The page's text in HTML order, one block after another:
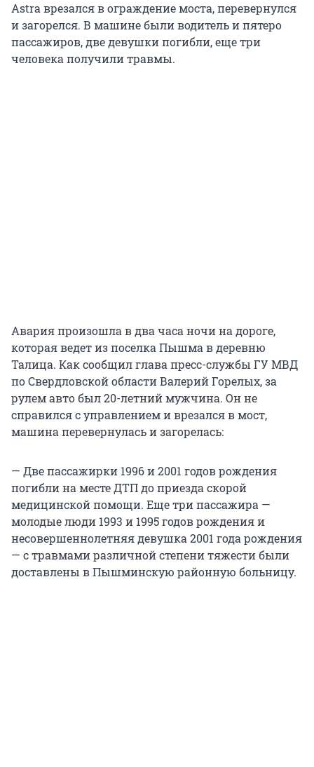
Astra врезался в ограждение моста, перевернулся
и загорелся. В машине были водитель и пятеро
пассажиров, две девушки погибли, еще три
человека получили травмы.
Авария произошла в два часа ночи на дороге,
которая ведет из поселка Пышма в деревню
Талица. Как сообщил глава пресс-службы ГУ МВД
по Свердловской области Валерий Горелых, за
рулем авто был 20-летний мужчина. Он не
справился с управлением и врезался в мост,
машина перевернулась и загорелась:
— Две пассажирки 1996 и 2001 годов рождения
погибли на месте ДТП до приезда скорой
медицинской помощи. Еще три пассажира —
молодые люди 1993 и 1995 годов рождения и
несовершеннолетняя девушка 2001 года рождения
— с травмами различной степени тяжести были
доставлены в Пышминскую районную больницу.